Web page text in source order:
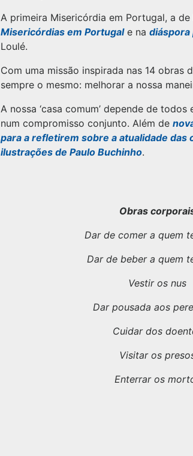
A primeira Misericórdia em Portugal, a
Misericórdias em Portugale na
Loulé.
Com uma missão inspirada nas 14 obras
sempre o mesmo: melhorar a nossa
A nossa ‘casa comum’ depende de
num compromisso conjunto. Além de
para a refletirem sobre a atualidade das
ilustrações de Paulo Buchinho.
Obras
Dar de comer a quem
Dar de beber a quem
Vestir os nus
Dar pousada aos
Cuidar dos
Visitar os
Enterrar os